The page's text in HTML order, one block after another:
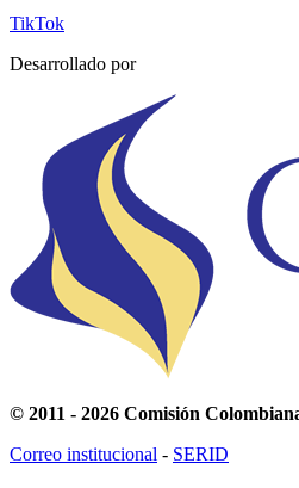
TikTok
Desarrollado por
© 2011 - 2026 Comisión
Correo institucional - SERID